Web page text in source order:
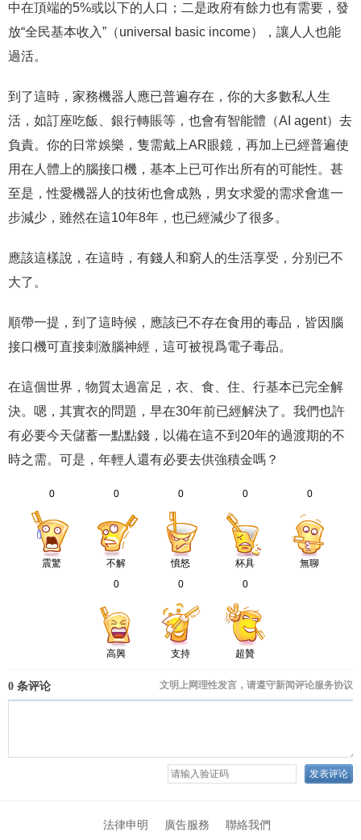
中在頂端的5%或以下的人口；二是政府有餘力也有需要，發
放“全民基本收入”（universal basic income），讓人人也能
過活。
到了這時，家務機器人應已普遍存在，你的大多數私人生
活，如訂座吃飯、銀行轉賬等，也會有智能體（AI agent）去
負責。你的日常娛樂，隻需戴上AR眼鏡，再加上已經普遍使
用在人體上的腦接口機，基本上已可作出所有的可能性。甚
至是，性愛機器人的技術也會成熟，男女求愛的需求會進一
步減少，雖然在這10年8年，也已經減少了很多。
應該這樣說，在這時，有錢人和窮人的生活享受，分别已不
大了。
順帶一提，到了這時候，應該已不存在食用的毒品，皆因腦
接口機可直接刺激腦神經，這可被視爲電子毒品。
在這個世界，物質太過富足，衣、食、住、行基本已完全解
決。嗯，其實衣的問題，早在30年前已經解決了。我們也許
有必要今天儲蓄一點點錢，以備在這不到20年的過渡期的不
時之需。可是，年輕人還有必要去供強積金嗎？
0
震驚
0
不解
0
憤怒
0
杯具
0
無聊
0
高興
0
支持
0
超贊
法律申明 廣告服務 聯絡我們